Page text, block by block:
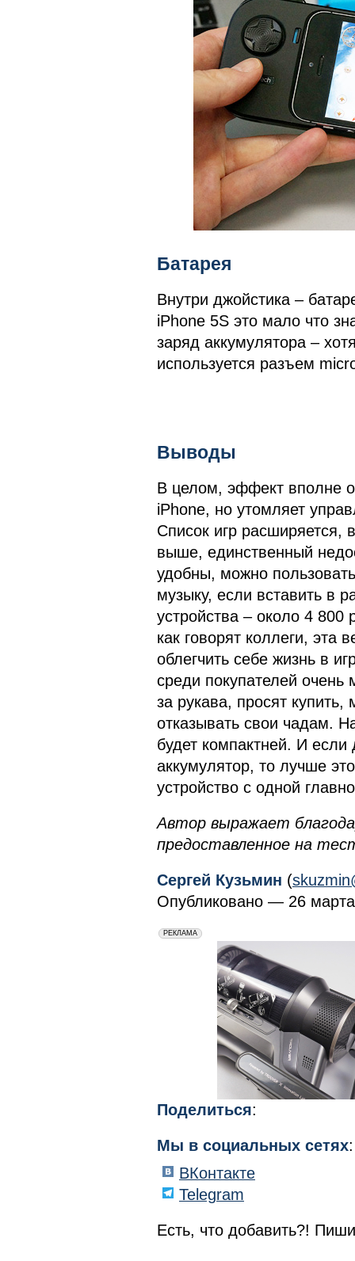
Батарея
Внутри джойстика –
iPhone 5S это мало что
заряд аккумулятора –
используется разъем
Выводы
В целом, эффект вполне
iPhone, но утомляет
Список игр расширяется,
выше, единственный
удобны, можно
музыку, если вставить в
устройства – около 4
как говорят коллеги,
облегчить себе жизнь в
среди покупателей
за рукава, просят
отказывать свои чадам.
будет компактней. И если
аккумулятор, то лучше
устройство с одной
Автор выражает
предоставленное на
Сергей Кузьмин (
Опубликовано — 26 марта
erid: 2VfnxxmNzs5
РЕКЛАМА
Поделиться:
Мы в социальных сетях:
ВКонтакте
Telegram
Есть, что добавить?!